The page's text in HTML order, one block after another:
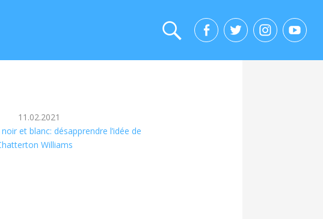
11.02.2021
et blanc: désapprendre l’idée de
Williams